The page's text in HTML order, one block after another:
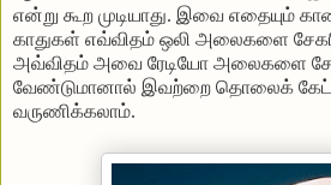
என்று கூற முடியாது. இவை எதையும்
காதுகள் எவ்விதம் ஒலி அலைகளை
அவ்விதம் அவை ரேடியோ அலைகளை
வேண்டுமானால் இவற்றை தொலைக்
வருணிக்கலாம்.